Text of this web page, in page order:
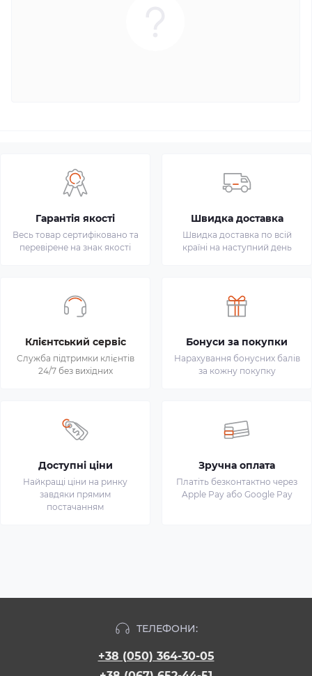
Гарантія якості
Весь товар сертифіковано та
перевірене на знак якості
Швидка доставка
Швидка доставка по всій
країні на наступний день
Клієнтський сервіс
Служба підтримки клієнтів
24/7 без вихідних
Бонуси за покупки
Нарахування бонусних балів
за кожну покупку
Доступні ціни
Найкращі ціни на ринку
завдяки прямим
постачанням
Зручна оплата
Платіть безконтактно через
Apple Pay або Google Pay
ТЕЛЕФОНИ:
+38 (050) 364-30-05